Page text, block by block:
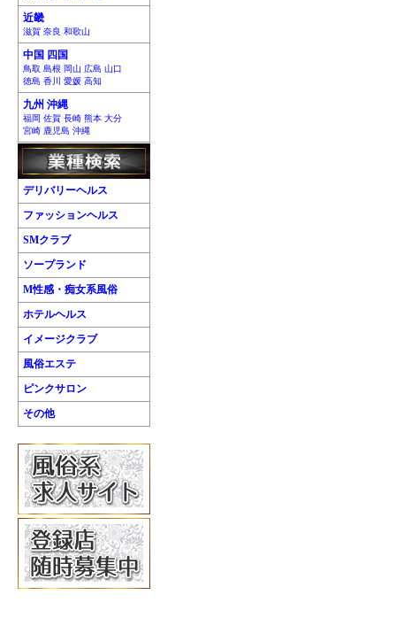
近畿
滋賀 奈良 和歌山
中国 四国
鳥取 島根 岡山 広島 山口
徳島 香川 愛媛 高知
九州 沖縄
福岡 佐賀 長崎 熊本 大分
宮崎 鹿児島 沖縄
デリバリーヘルス
ファッションヘルス
SMクラブ
ソープランド
M性感・痴女系風俗
ホテルヘルス
イメージクラブ
風俗エステ
ピンクサロン
その他